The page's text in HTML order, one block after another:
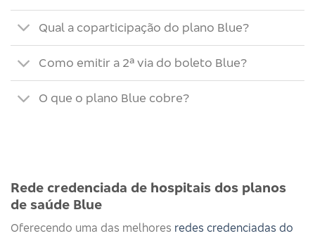
Qual a coparticipação do plano Blue?
Como emitir a 2ª via do boleto Blue?
O que o plano Blue cobre?
Rede credenciada de hospitais dos planos
de saúde Blue
Oferecendo uma das melhores redes credenciadas do